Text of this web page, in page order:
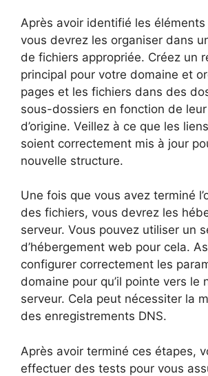
Après avoir identifié les éléments
vous devrez les organiser dans
de fichiers appropriée. Créez un
principal pour votre domaine et
pages et les fichiers dans des
sous-dossiers en fonction de
d’origine. Veillez à ce que les
soient correctement mis à jour
nouvelle structure.
Une fois que vous avez terminé
des fichiers, vous devrez les
serveur. Vous pouvez utiliser un
d’hébergement web pour cela.
configurer correctement les
domaine pour qu’il pointe vers le
serveur. Cela peut nécessiter la
des enregistrements DNS.
Après avoir terminé ces étapes,
effectuer des tests pour vous